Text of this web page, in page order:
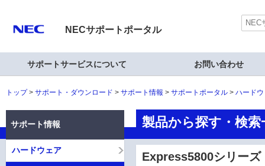
NECサポートポータル
サポートサービスについて お問い合わせ
トップ サポート・ダウンロード サポート情報 サポートポータル ハード
製品から探す・検
Express5800シリーズ
サポート情報
ハードウェア